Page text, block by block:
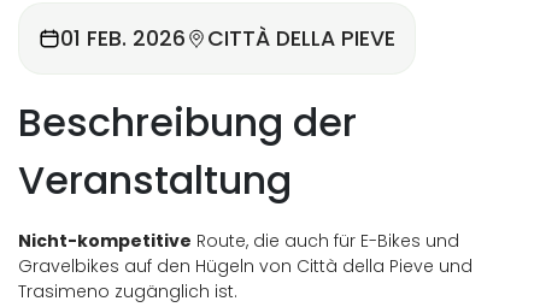
01 FEB. 2026 CITTÀ DELLA PIEVE
Beschreibung der
Veranstaltung
Nicht-kompetitive Route, die auch für E-Bikes und
Gravelbikes auf den Hügeln von Città della Pieve und
Trasimeno zugänglich ist.